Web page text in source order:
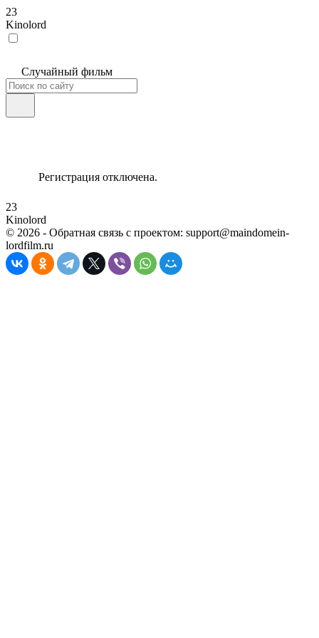
23
Kinolord
Случайный фильм
Регистрация отключена.
23
Kinolord
© 2026 - Обратная связь с проектом: support@maindomein-
lordfilm.ru